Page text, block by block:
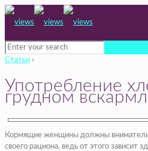
Статьи ›
Употребление
грудном
Кормящие женщины должны
своего рациона, ведь от этого зависит